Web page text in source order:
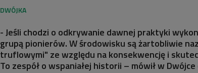
- Jeśli chodzi o odkrywanie dawnej praktyki
grupą pionierów. W środowisku są żartobliwie
truflowymi" ze względu na konsekwencję i
To zespół o wspaniałej historii – mówił w